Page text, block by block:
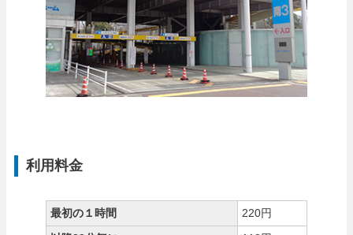
利用料金
最初の１時間
220円